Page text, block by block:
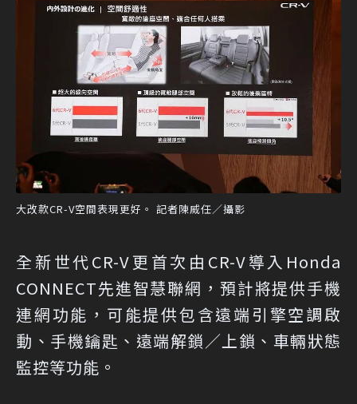
大改款CR-V空間表現更好。 記者陳威任／攝影
全新世代CR-V更首次由CR-V導入Honda
CONNECT先進智慧聯網，預計將提供手機
連網功能，可能提供包含遠端引擎空調啟
動、手機鑰匙、遠端解鎖／上鎖、車輛狀態
監控等功能。